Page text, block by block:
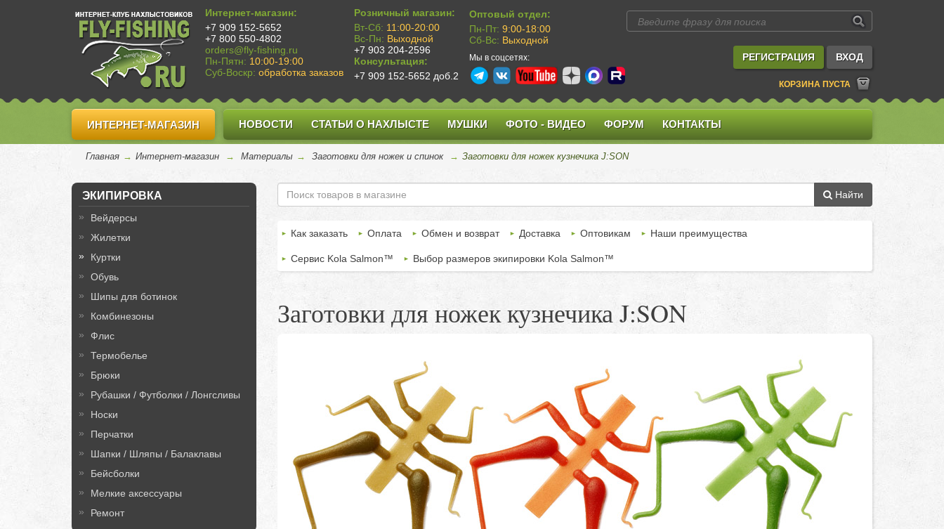
Интернет-магазин:
+7 909 152-5652
+7 800 550-4802
orders@fly-fishing.ru
Пн-Пятн: 10:00-19:00
Суб-Воскр: обработка заказов
Розничный магазин:
Вт-Сб: 11:00-20:00
Вс-Пн: Выходной
+7 903 204-2596
Консультация:
+7 909 152-5652 доб.2
Оптовый отдел:
Пн-Пт: 9:00-18:00
Сб-Вс: Выходной
Мы в соцсетях: РЕГИСТРАЦИЯ ВХОД
КОРЗИНА ПУСТА
ИНТЕРНЕТ-МАГАЗИН НОВОСТИ СТАТЬИ О НАХЛЫСТЕ МУШКИ ФОТО - ВИДЕО ФОРУМ КОНТАКТЫ
Главная → Интернет-магазин → Материалы → Заготовки для ножек и спинок → Заготовки для ножек кузнечика J:SON
ЭКИПИРОВКА
Вейдерсы
Жилетки
Куртки
Обувь
Шипы для ботинок
Комбинезоны
Флис
Термобелье
Брюки
Рубашки / Футболки / Лонгсливы
Носки
Перчатки
Шапки / Шляпы / Балаклавы
Бейсболки
Мелкие аксессуары
Ремонт
Найти
Как заказать Оплата Обмен и возврат Доставка Оптовикам Наши преимущества
Сервис Kola Salmon™ Выбор размеров экипировки Kola Salmon™
Заготовки для ножек кузнечика J:SON